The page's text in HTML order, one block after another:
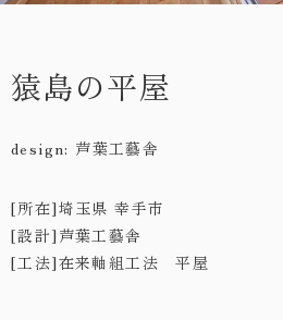
猿島の平屋
design: 芦葉工藝舎
[所在]埼玉県 幸手市
[設計]芦葉工藝舎
[工法]在来軸組工法 平屋
- 家・不動産の利活用